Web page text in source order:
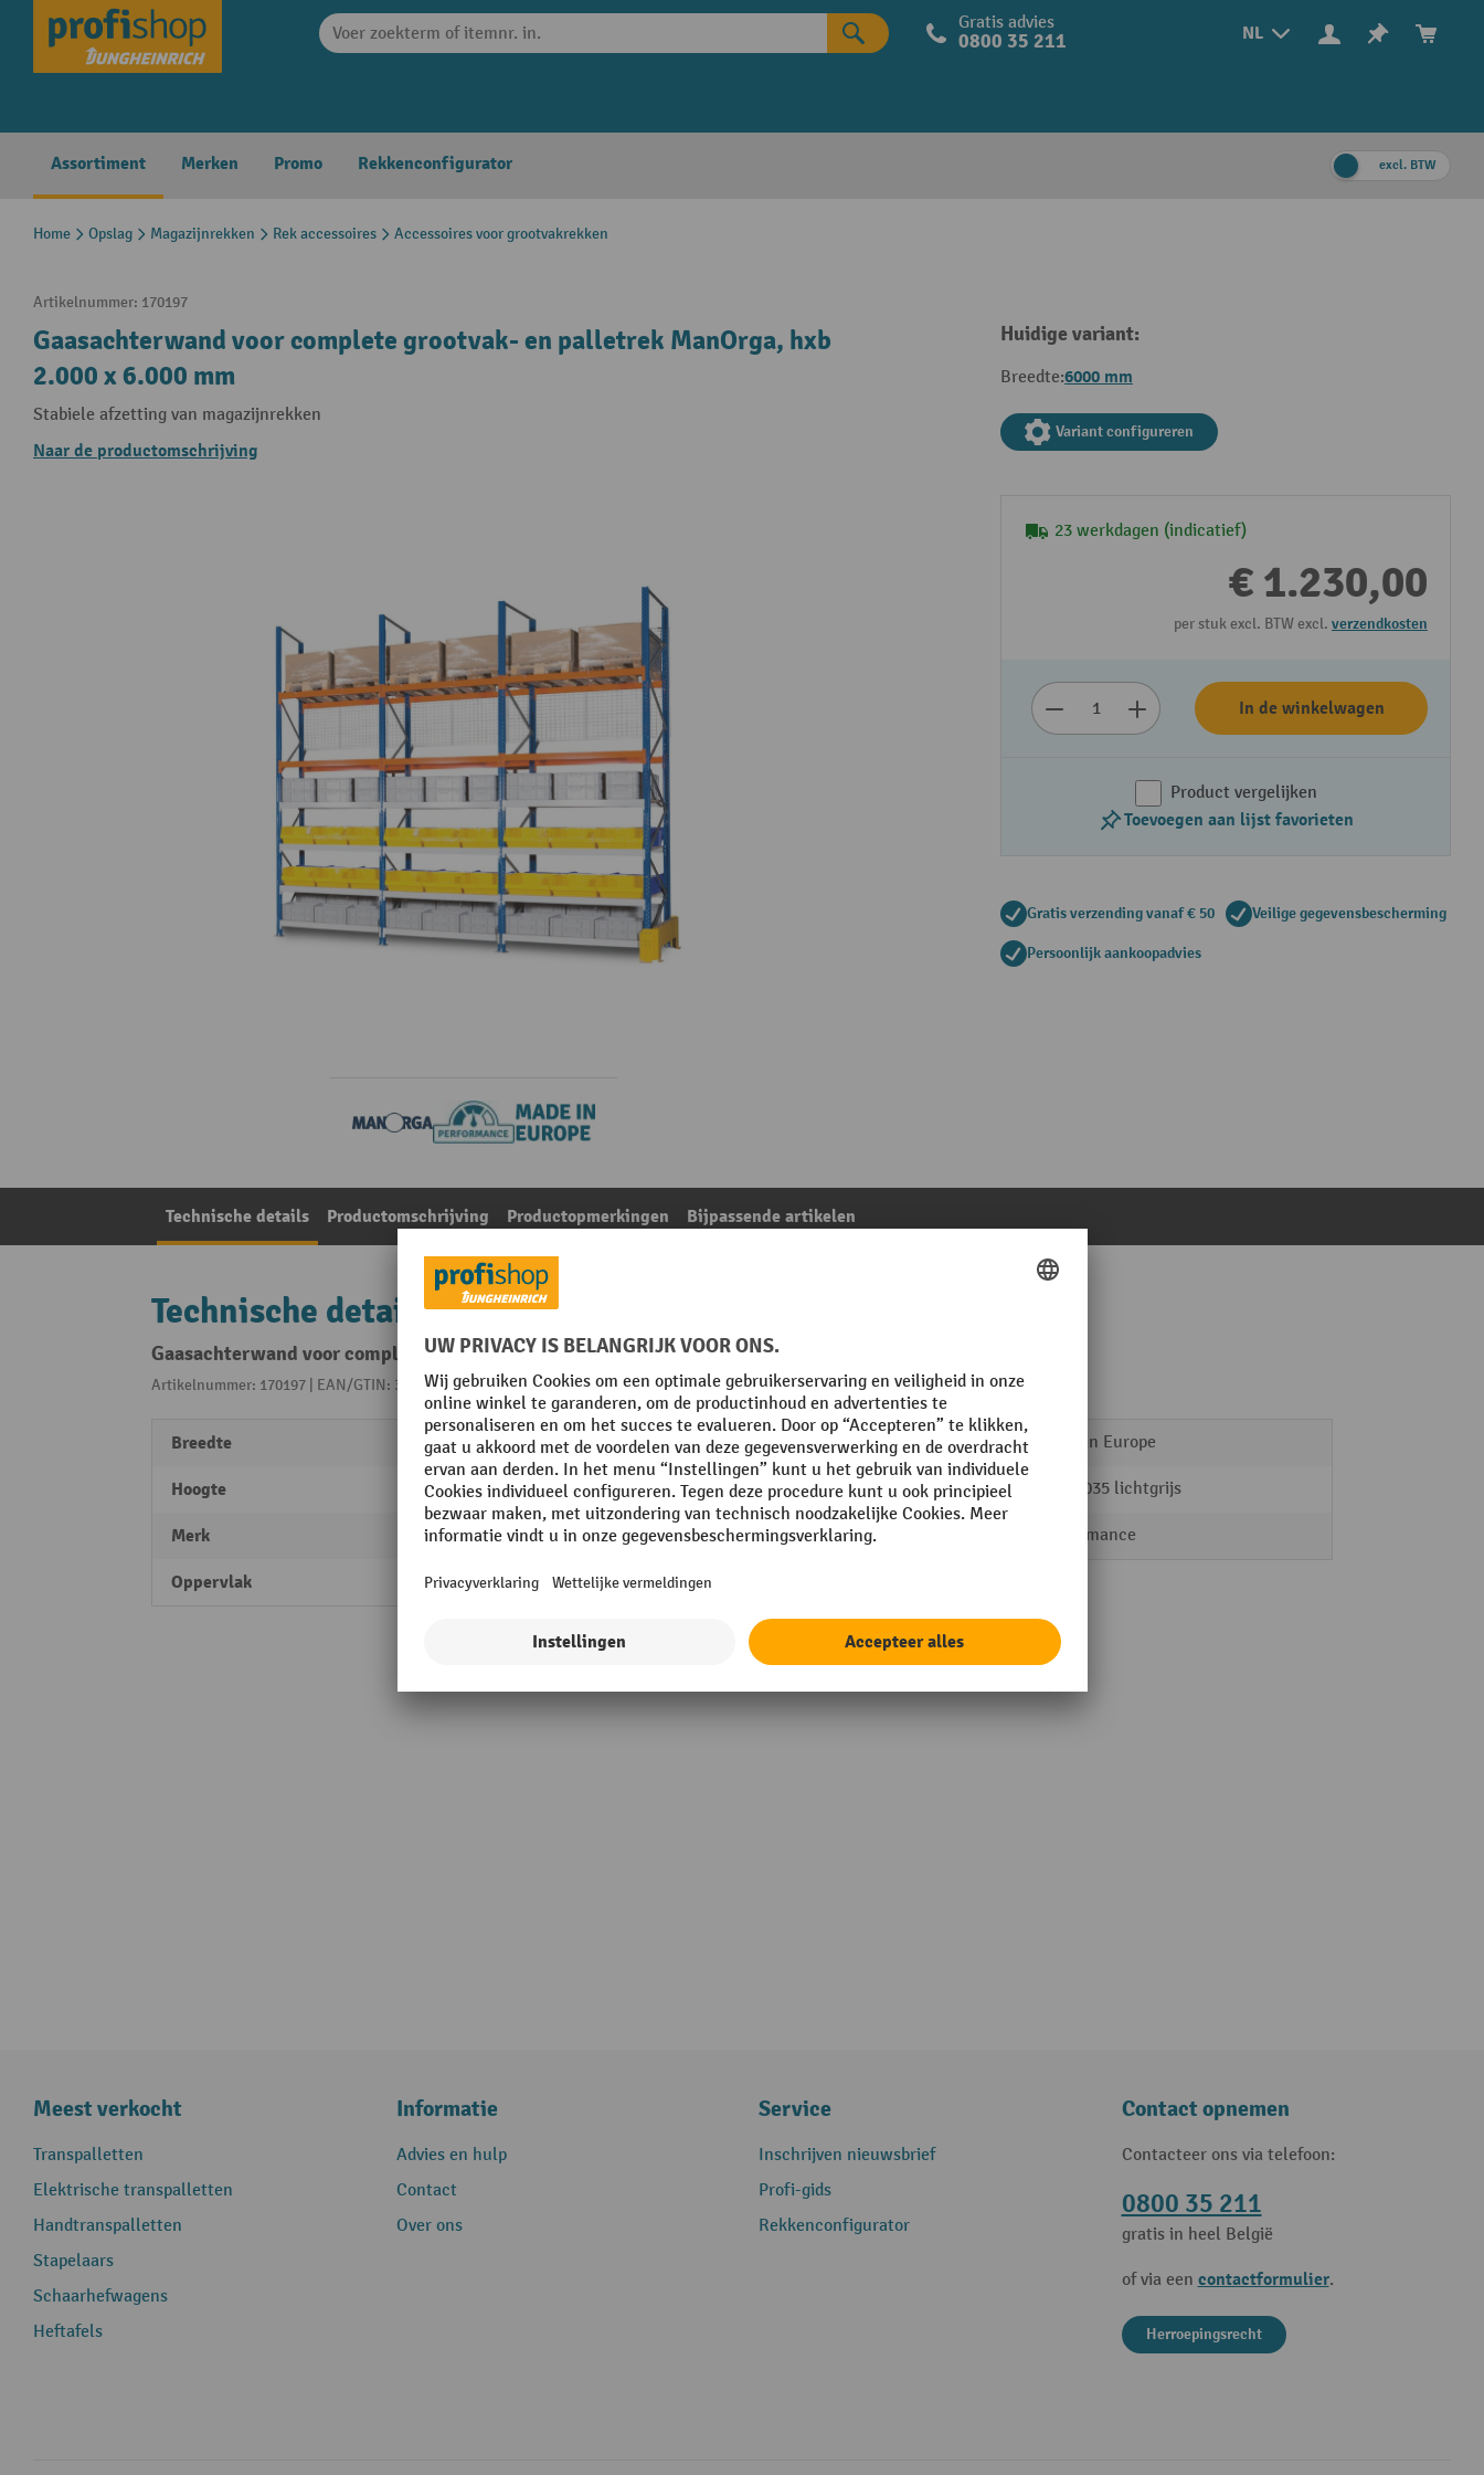
Skip to main navigation NL
Gratis advies
0800 35 211
Assortiment Merken Promo Rekkenconfigurator excl. BTW
Home Opslag Magazijnrekken Rek accessoires Accessoires voor grootvakrekken
Artikelnummer: 170197
Gaasachterwand voor complete grootvak- en palletrek ManOrga, hxb
2.000 x 6.000 mm
Stabiele afzetting van magazijnrekken
Naar de productomschrijving
Huidige variant:
Breedte:6000 mm
Variant configureren
23 werkdagen (indicatief)
€ 1.230,00
per stuk excl. BTW excl. verzendkosten
In de winkelwagen
Product vergelijken
Toevoegen aan lijst favorieten
Gratis verzending vanaf € 50 Veilige gegevensbescherming
Persoonlijk aankoopadvies
Technische details Productomschrijving Productopmerkingen Bijpassende artikelen
Technische details
Gaasachterwand voor complete grootvak- en palletrek ManOrga, hxb 2.000 x 6.000 mm
Artikelnummer: 170197 | EAN/GTIN: 3612971116955Uit de categorie:Accessoires voor grootvakrekken
Breedte 6000 mm
Hoogte 2000 mm
Merk ManOrga
Oppervlak poedercoating
Plaats van vervaardiging Made in Europe
RAL-kleur RAL 7035 lichtgrijs
Rubriek Performance
Meest verkocht
Transpalletten
Elektrische transpalletten
Handtranspalletten
Stapelaars
Schaarhefwagens
Heftafels
Informatie
Advies en hulp
Contact
Over ons
Service
Inschrijven nieuwsbrief
Profi-gids
Rekkenconfigurator
Contact opnemen
Contacteer ons via telefoon:
0800 35 211
gratis in heel België
of via een contactformulier.
Herroepingsrecht